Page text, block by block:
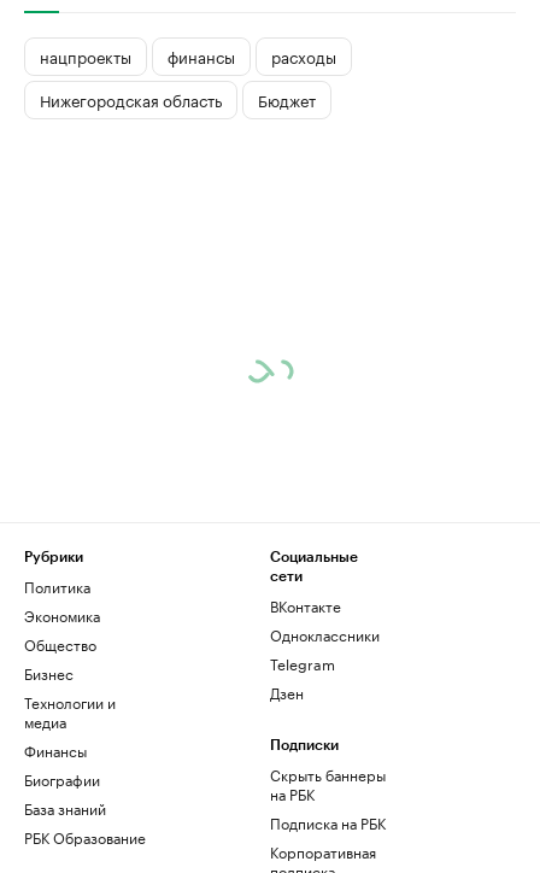
нацпроекты финансы
расходы
Нижегородская область
Бюджет
Рубрики
Политика
Экономика
Общество
Бизнес
Технологии и
медиа
Финансы
Биографии
База знаний
РБК Образование
Социальные
сети
ВКонтакте
Одноклассники
Telegram
Дзен
Подписки
Скрыть баннеры
на РБК
Подписка на РБК
Корпоративная